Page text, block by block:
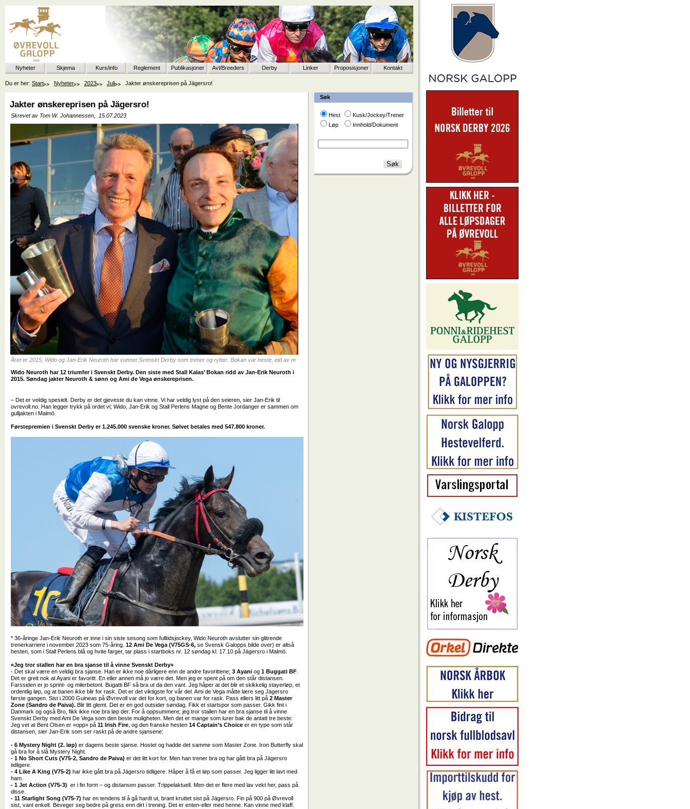
Nyheter Skjema Kurs/info Reglement Publikasjoner Avl/Breeders Derby Linker Proposisjoner Kontakt
Du er her: Start Nyheter 2023 Juli Jakter ønskereprisen på Jägersro!
Søk
Hest
Kusk/Jockey/Trener
Løp
Innhold/Dokument
Jakter ønskereprisen på Jägersro!
Skrevet av Tom W. Johannessen, 15.07.2023
Året er 2015, Wido og Jan-Erik Neuroth har vunnet Svenskt Derby som trener og rytter. Bokan var heste, eid av m
Wido Neuroth har 12 triumfer i Svenskt Derby. Den siste med Stall Kalas’ Bokan ridd av Jan-Erik Neuroth i
2015. Søndag jakter Neuroth & sønn og Ami de Vega ønskereprisen.
– Det er veldig spesielt. Derby er det gjeveste du kan vinne. Vi har veldig lyst på den seieren, sier Jan-Erik til
ovrevoll.no. Han legger trykk på ordetvi;Wido, Jan-Erik og Stall Perlens Magne og Bente Jordanger er sammen om
gulljakten i Malmö.
Førstepremien i Svenskt Derby er 1.245.000 svenske kroner. Sølvet betales med 547.800 kroner.
* 36-åringe Jan-Erik Neuroth er inne i sin siste sesong som fulltidsjockey, Wido Neuroth avslutter sin glitrende
trenerkarriere i november 2023 som 75-åring.12 Ami De Vega (V75GS-6,se Svensk Galopps bilde over) er altså
hesten, som i Stall Perlens blå og hvite farger, tar plass i startboks nr. 12 søndag kl. 17.10 på Jägersro i Malmö.
«Jeg tror stallen har en bra sjanse til å vinne Svenskt Derby»
- Det skal være en veldig bra sjanse. Han er ikke noe dårligere enn de andre favorittene;3 Ayani og1 Buggati BF
Det er greit nok at Ayani er favoritt. En eller annen må jo være det. Men jeg er spent på om den står distansen.
Farssiden er jo sprint- og milerbetont. Bugatti BF så bra ut da den vant. Jeg håper at det blir et skikkelig stayerløp, et
ordentlig løp, og at banen ikke blir for rask. Det er det viktigste for vår del. Ami de Vega måtte lære seg Jägersro
første gangen. Sist i 2000 Guineas på Øvrevoll var det for kort, og banen var for rask. Pass ellers litt på2 Master
Zone (Sandro de Paiva). Blir litt glemt. Det er en god outsider søndag. Fikk et startspor som passer. Gikk fint i
Danmark og også Bro, fikk ikke noe bra løp der. For å oppsummere; jeg tror stallen har en bra sjanse til å vinne
Svenskt Derby med Ami De Vega som den beste muligheten. Men det er mange som lurer bak de antatt tre beste:
Jeg vet at Bent Olsen er «opp» på11 Irish Fire , og den franske hesten14 Captain’s Choiceer en type som står
distansen, sier Jan-Erik som ser raskt på de andre sjansene:
- 6 Mystery Night (2. løp) er dagens beste sjanse. Hostet og hadde det samme som Master Zone. Iron Butterfly skal
gå bra for å slå Mystery Night.
- 1 No Short Cuts (V75-2, Sandro de Paiva)er det litt kort for. Men han trener bra og har gått bra på Jägersro
tidligere.
- 4 Like A King (V75-2) har ikke gått bra på Jägersro tidligere. Håper å få et løp som passer. Jeg ligger litt lavt med
ham.
- 1 Jet Action (V75-3) er i fin form – og distansen passer. Trippelaktuell. Men det er flere med lav vekt her, pass på
disse.
- 11 Starlight Song (V75-7) har en tendens til å gå hardt ut, brant kruttet sist på Jägersro. Fin på 900 på Øvrevoll
sist, vant enkelt. Beveger seg bedre på gress enn dirt i trening. Det er enten-eller med henne. Kan vinne med klaff.